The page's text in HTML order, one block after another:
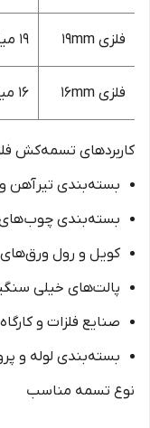
فلزی 19mm ۱۹ میلی‌متر
فلزی 16mm ۱۶ میلی‌متر
کاربردهای تسمه‌کش
بسته‌بندی تیرآهن و
بسته‌بندی چوب‌های
کویل و رول ورق‌های
پالت‌های خیلی
صنایع فلزات و
بسته‌بندی لوله و
نوع تسمه مناسب